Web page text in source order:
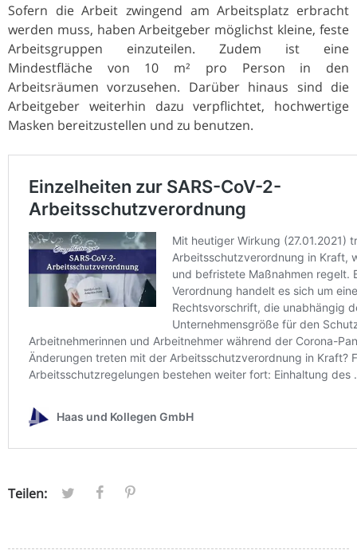
Sofern die Arbeit zwingend am Arbeitsplatz erbracht
werden muss, haben Arbeitgeber möglichst kleine, feste
Arbeitsgruppen einzuteilen. Zudem ist eine
Mindestfläche von 10 m² pro Person in den
Arbeitsräumen vorzusehen. Darüber hinaus sind die
Arbeitgeber weiterhin dazu verpflichtet, hochwertige
Masken bereitzustellen und zu benutzen.
Teilen: